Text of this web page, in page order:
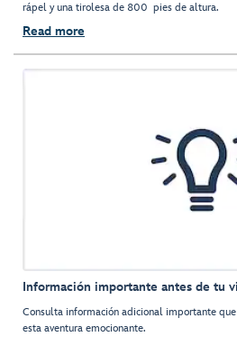
rápel y una tirolesa de 800 pies de altura.
Read more
Información importante antes de tu
Consulta información adicional importante
esta aventura emocionante.